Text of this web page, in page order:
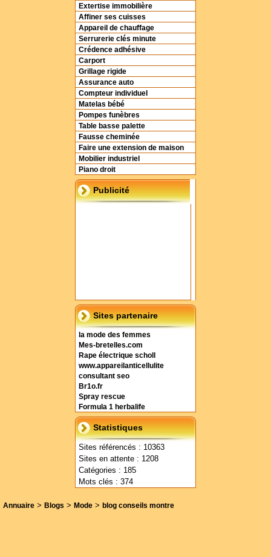
Extertise immobilière
Affiner ses cuisses
Appareil de chauffage
Serrurerie clés minute
Crédence adhésive
Carport
Grillage rigide
Assurance auto
Compteur individuel
Matelas bébé
Pompes funèbres
Table basse palette
Fausse cheminée
Faire une extension de maison
Mobilier industriel
Piano droit
Publicité
Sites partenaire
la mode des femmes
Mes-bretelles.com
Rape électrique scholl
www.appareilanticellulite
consultant seo
Br1o.fr
Spray rescue
Formula 1 herbalife
Statistiques
Sites référencés : 10363
Sites en attente : 1208
Catégories : 185
Mots clés : 374
Annuaire > Blogs > Mode > blog conseils montre